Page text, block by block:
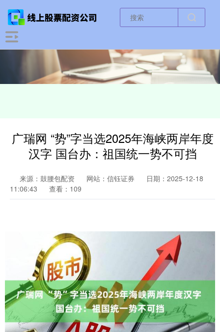
广瑞网 “势”字当选2025年海峡两岸年度
汉字 国台办：祖国统一势不可挡
来源：鼓腰包配资 网站：信钰证券
日期：2025-12-18
11:06:43
查看：109